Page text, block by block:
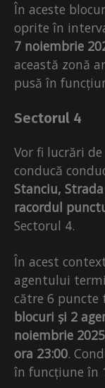
În aceste
oprite în
7 noiembrie
această zonă
pusă în
Sectorul 4
Vor fi lucrări
conducă
Stanciu,
racordul
Sectorul 4.
În acest
agentului
către 6 puncte
blocuri și 2
noiembrie
ora 23:00.
în funcțiune în